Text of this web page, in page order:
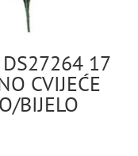
DS27264 17
CVIJEĆE
BIJELO